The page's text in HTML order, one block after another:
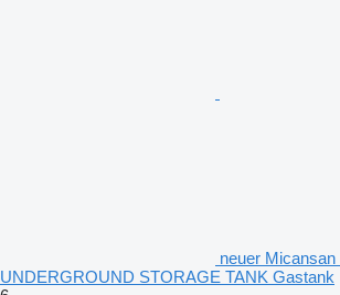
neuer Micansan
UNDERGROUND STORAGE TANK Gastank